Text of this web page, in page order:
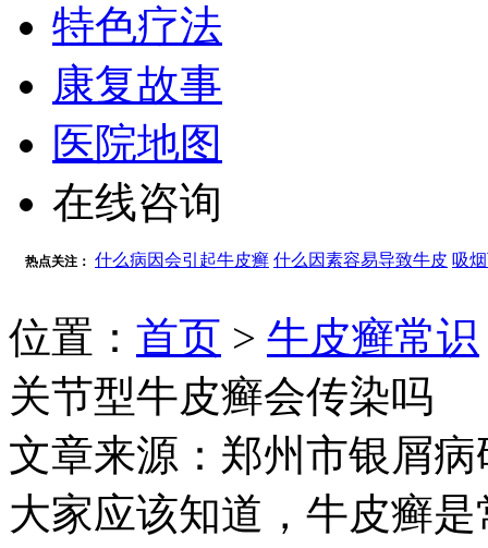
特色疗法
康复故事
医院地图
在线咨询
热点关注： 什么病因会引起牛皮癣 什么因素容易导致牛皮 吸
位置： 首页 > 牛皮癣常识
关节型牛皮癣会传染吗
文章来源：郑州市银屑病
大家应该知道，牛皮癣